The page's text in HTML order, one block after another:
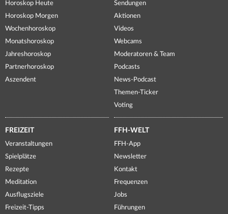
Horoskop Heute
Horoskop Morgen
Wochenhoroskop
Monatshoroskop
Jahreshoroskop
Partnerhoroskop
Aszendent
Sendungen
Aktionen
Videos
Webcams
Moderatoren & Team
Podcasts
News-Podcast
Themen-Ticker
Voting
FREIZEIT
Veranstaltungen
Spielplätze
Rezepte
Meditation
Ausflugsziele
Freizeit-Tipps
FFH-WELT
FFH-App
Newsletter
Kontakt
Frequenzen
Jobs
Führungen